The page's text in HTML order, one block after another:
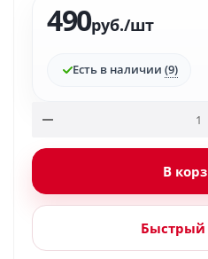
490руб./шт
Есть в наличии (9)
В
Быстрый